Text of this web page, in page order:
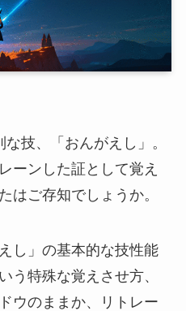
技、「おんがえし」。
ーンした証として覚え
はご存知でしょうか。
し」の基本的な技性能
う特殊な覚えさせ方、
ウのままか、リトレー